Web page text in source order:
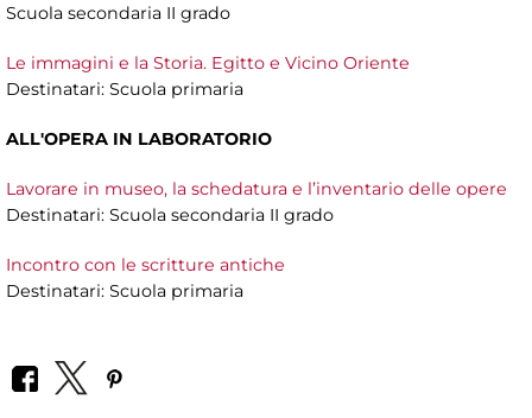
Scuola secondaria II grado
Le immagini e la Storia. Egitto e Vicino Oriente
Destinatari: Scuola primaria
ALL'OPERA IN LABORATORIO
Lavorare in museo, la schedatura e l’inventario delle opere
Destinatari: Scuola secondaria II grado
Incontro con le scritture antiche
Destinatari: Scuola primaria